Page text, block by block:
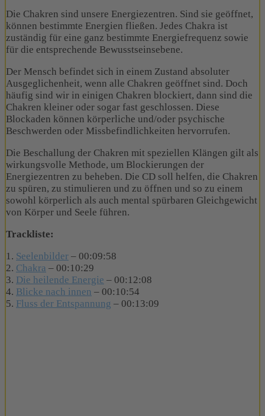
Die Chakren sind unsere Energiezentren. Sind sie geöffnet,
können bestimmte Energien fließen. Jedes Chakra ist
zuständig für eine ganz bestimmte Energiefrequenz sowie
für die entsprechende Bewusstseinsebene.
Der Mensch befindet sich in einem Zustand absoluter
Ausgeglichenheit, wenn alle Chakren geöffnet sind. Doch
häufig sind wir in einigen Chakren blockiert, dann sind die
Chakren kleiner oder sogar fast geschlossen. Diese
Blockaden können körperliche und/oder psychische
Beschwerden oder Missbefindlichkeiten hervorrufen.
Die Beschallung der Chakren mit speziellen Klängen gilt als
wirkungsvolle Methode, um Blockierungen der
Energiezentren zu beheben. Die CD soll helfen, die Chakren
zu spüren, zu stimulieren und zu öffnen und so zu einem
sowohl körperlich als auch mental spürbaren Gleichgewicht
von Körper und Seele führen.
Trackliste:
1. Seelenbilder – 00:09:58
2. Chakra – 00:10:29
3. Die heilende Energie – 00:12:08
4. Blicke nach innen – 00:10:54
5. Fluss der Entspannung – 00:13:09